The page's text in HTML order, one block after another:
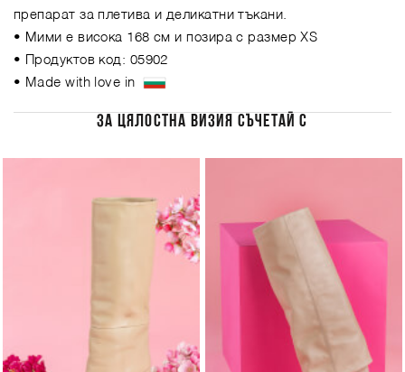
препарат за плетива и деликатни тъкани.
• Мими е висока 168 см и позира с размер XS
• Продуктов код: 05902
• Made with love in
ЗА ЦЯЛОСТНА ВИЗИЯ СЪЧЕТАЙ С